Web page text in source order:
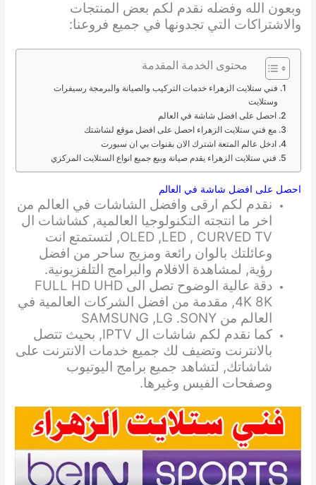
وبعون الله وفضله نقدم لكم بعض المنتجات
والاشتراكات التي تجدونها في جميع فروعنا:
محتوى الخدمة المقدمة
فني ستلايت الزهراء خدمات التركيب والصيانة والبرمجة رسيفرات
وستلايت
احصل على افضل شاشة في العالم
مع فني ستلايت الزهراء احصل على افضل موقع لشاشتك
ادخل عالم المتعة اشترك الان بقنوات بي ان سبورت
فني ستلايت الزهراء يقدم صيانة وبيع جميع انواع الستلايت المركزي
احصل على افضل شاشة في العالم
نقدم لكم ارقى وافضل الشاشات في العالم من
اخر ما انتجته التكنولوجيا العالمية, كشاشات ال
OLED ,LED , CURVED TV, لتستمتع انت
وعائلتك بالوان رائعة ومزيج ساحر من افضل
رؤية, لمشاهدة الافلام والبرامج التلفزيونية.
دقة عالية الوضوح تصل الى FULL HD UHD
4K 8K, مقدمة من افضل الشركات العالمية في
العالم من SAMSUNG ,LG .SONY
كما نقدم لكم شاشات ال IPTV, بحيث تتصل
بالانترنت وتضيف لك جميع خدمات الانترنت على
شاشاتك, لتشاهد جميع برامج اليوتيوب
وصفحات الفيس وغيرها.